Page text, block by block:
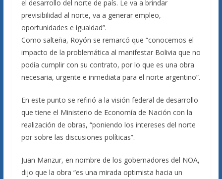
el desarrollo del norte de país. Le va a brindar
previsibilidad al norte, va a generar empleo,
oportunidades e igualdad”.
Como salteña, Royón se remarcó que “conocemos el
impacto de la problemática al manifestar Bolivia que no
podía cumplir con su contrato, por lo que es una obra
necesaria, urgente e inmediata para el norte argentino”.
En este punto se refirió a la visión federal de desarrollo
que tiene el Ministerio de Economía de Nación con la
realización de obras, “poniendo los intereses del norte
por sobre las discusiones políticas”.
Juan Manzur, en nombre de los gobernadores del NOA,
dijo que la obra “es una mirada optimista hacia un